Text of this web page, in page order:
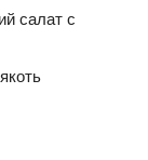
салат с